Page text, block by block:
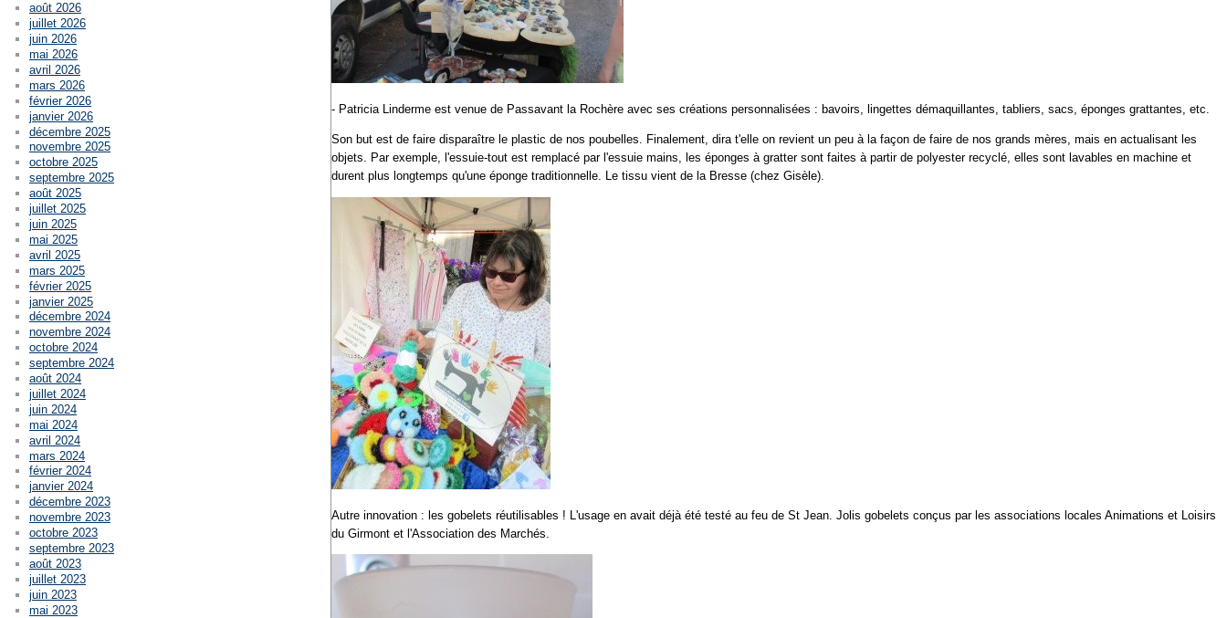
- Patricia Linderme est venue de Passavant la Rochère avec ses créations personnalisées : bavoirs, lingettes démaquillantes, tabliers, sacs, éponges grattantes, etc.
Son but est de faire disparaître le plastic de nos poubelles. Finalement, dira t'elle on revient un peu à la façon de faire de nos grands mères, mais en actualisant les
objets. Par exemple, l'essuie-tout est remplacé par l'essuie mains, les éponges à gratter sont faites à partir de polyester recyclé, elles sont lavables en machine et
durent plus longtemps qu'une éponge traditionnelle. Le tissu vient de la Bresse (chez Gisèle).
Autre innovation : les gobelets réutilisables ! L'usage en avait déjà été testé au feu de St Jean. Jolis gobelets conçus par les associations locales Animations et Loisirs
du Girmont et l'Association des Marchés.
août 2026
juillet 2026
juin 2026
mai 2026
avril 2026
mars 2026
février 2026
janvier 2026
décembre 2025
novembre 2025
octobre 2025
septembre 2025
août 2025
juillet 2025
juin 2025
mai 2025
avril 2025
mars 2025
février 2025
janvier 2025
décembre 2024
novembre 2024
octobre 2024
septembre 2024
août 2024
juillet 2024
juin 2024
mai 2024
avril 2024
mars 2024
février 2024
janvier 2024
décembre 2023
novembre 2023
octobre 2023
septembre 2023
août 2023
juillet 2023
juin 2023
mai 2023